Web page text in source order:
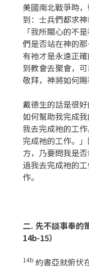
美國南北戰爭時
到：士兵們都求
「我所關心的不
們是否站在神的
有祂才是永遠正
到教會去聚會，
敬拜，神將如何
戴德生的話是很
如何幫助我完成
我去完成祂的工
完成祂的工作。
方，乃要問我是
過我去完成祂的
作。
二. 先不談事奉的
14b-15）
14b 約書亞就俯伏